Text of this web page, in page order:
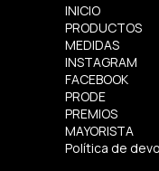
INICIO
PRODUCTOS
MEDIDAS
INSTAGRAM
FACEBOOK
PRODE
PREMIOS
MAYORISTA
Política de